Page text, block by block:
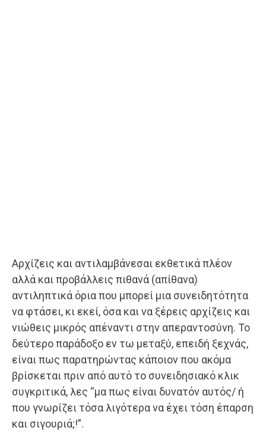
Αρχίζεις και αντιλαμβάνεσαι εκθετικά πλέον
αλλά και προβάλλεις πιθανά (απίθανα)
αντιληπτικά όρια που μπορεί μια συνειδητότητα
να φτάσει, κι εκεί, όσα και να ξέρεις αρχίζεις και
νιώθεις μικρός απέναντι στην απεραντοσύνη. Το
δεύτερο παράδοξο εν τω μεταξύ, επειδή ξεχνάς,
είναι πως παρατηρώντας κάποιον που ακόμα
βρίσκεται πριν από αυτό το συνειδησιακό κλικ
συγκριτικά, λες “μα πως είναι δυνατόν αυτός/ ή
που γνωρίζει τόσα λιγότερα να έχει τόση έπαρση
και σιγουριά;!”.